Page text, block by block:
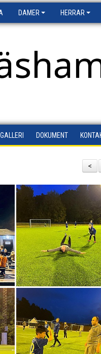
DAMER HERRAR
DOKUMENT
<